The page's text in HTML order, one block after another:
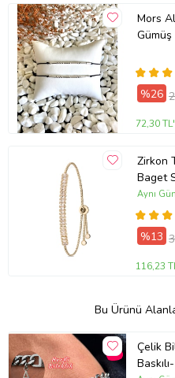
Mors
%26
72,30
Zirkon
Baget
Aynı
%13
116,23
Bu Ürünü
Çelik